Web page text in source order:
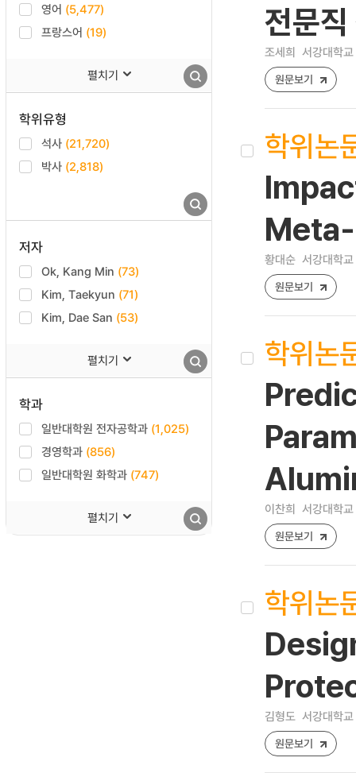
영어 (5,477)
프랑스어 (19)
펼치기
학위유형
석사 (21,720)
박사 (2,818)
저자
Ok, Kang Min (73)
Kim, Taekyun (71)
Kim, Dae San (53)
펼치기
학과
일반대학원 전자공학과 (1,025)
경영학과 (856)
일반대학원 화학과 (747)
펼치기
전문
조세희 서강대학
원문보기
학위논
황대순 서강대학
원문보기
학위논
이찬희 서강대학
원문보기
학위논
김형도 서강대학
원문보기